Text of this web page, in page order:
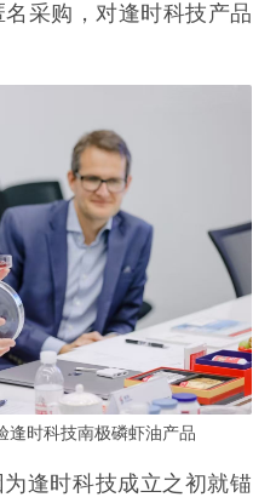
采购，对逢时科技产品
逢时科技南极磷虾油产品
逢时科技成立之初就锚